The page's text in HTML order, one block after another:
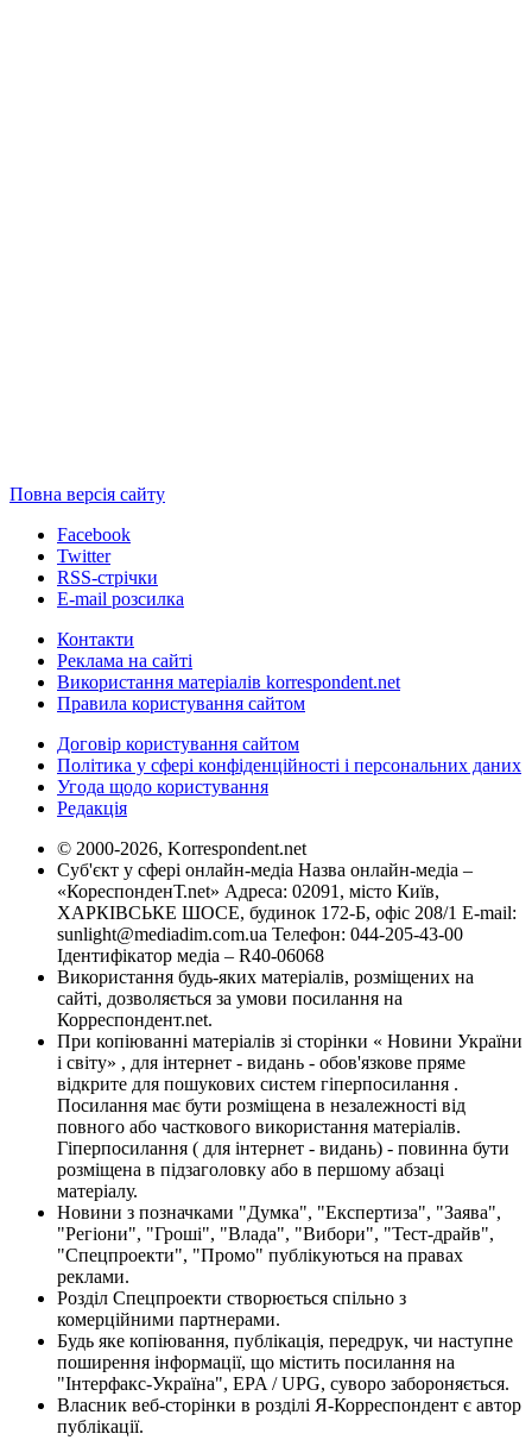
Повна версія сайту
Facebook
Twitter
RSS-стрічки
E-mail розсилка
Контакти
Реклама на сайті
Використання матеріалів korrespondent.net
Правила користування сайтом
Договір користування сайтом
Політика у сфері конфіденційності і персональних даних
Угода щодо користування
Редакція
© 2000-2026, Korrespondent.net
Суб'єкт у сфері онлайн-медіа Назва онлайн-медіа –
«КореспонденТ.net» Адреса: 02091, місто Київ,
ХАРКІВСЬКЕ ШОСЕ, будинок 172-Б, офіс 208/1 E-mail:
sunlight@mediadim.com.ua Телефон: 044-205-43-00
Ідентифікатор медіа – R40-06068
Використання будь-яких матеріалів, розміщених на
сайті, дозволяється за умови посилання на
Корреспондент.net.
При копіюванні матеріалів зі сторінки « Новини України
і світу» , для інтернет - видань - обов'язкове пряме
відкрите для пошукових систем гіперпосилання .
Посилання має бути розміщена в незалежності від
повного або часткового використання матеріалів.
Гіперпосилання ( для інтернет - видань) - повинна бути
розміщена в підзаголовку або в першому абзаці
матеріалу.
Новини з позначками "Думка", "Експертиза", "Заява",
"Регіони", "Гроші", "Влада", "Вибори", "Тест-драйв",
"Спецпроекти", "Промо" публікуються на правах
реклами.
Розділ Спецпроекти створюється спільно з
комерційними партнерами.
Будь яке копіювання, публікація, передрук, чи наступне
поширення інформації, що містить посилання на
"Інтерфакс-Україна", EPA / UPG, суворо забороняється.
Власник веб-сторінки в розділі Я-Корреспондент є автор
публікації.